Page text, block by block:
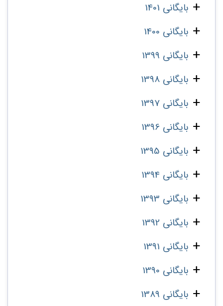
بایگانی 1401
بایگانی 1400
بایگانی 1399
بایگانی 1398
بایگانی 1397
بایگانی 1396
بایگانی 1395
بایگانی 1394
بایگانی 1393
بایگانی 1392
بایگانی 1391
بایگانی 1390
بایگانی 1389